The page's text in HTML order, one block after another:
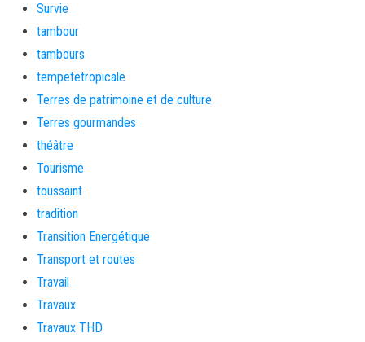
Survie
tambour
tambours
tempetetropicale
Terres de patrimoine et de culture
Terres gourmandes
théâtre
Tourisme
toussaint
tradition
Transition Energétique
Transport et routes
Travail
Travaux
Travaux THD